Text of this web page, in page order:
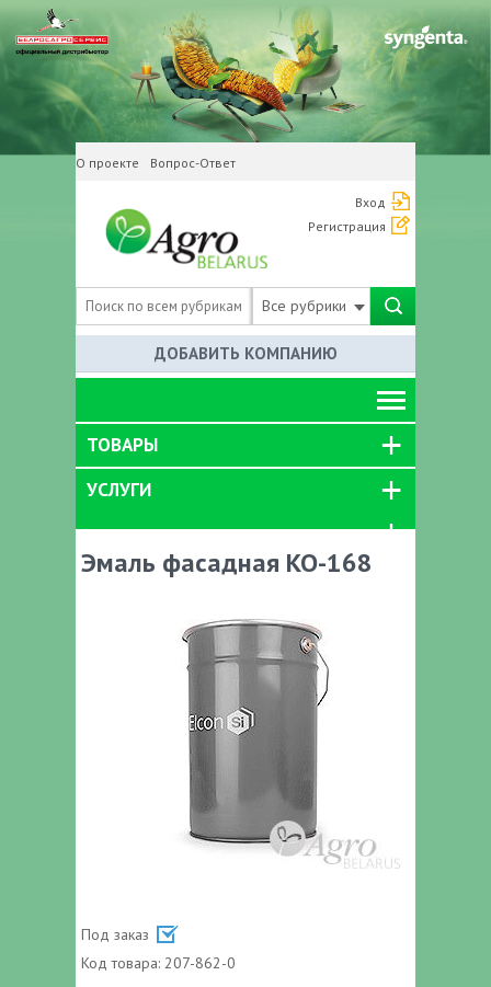
О проекте Вопрос-Ответ
Вход
Регистрация
Все рубрики
ДОБАВИТЬ КОМПАНИЮ
ТОВАРЫ
УСЛУГИ
Эмаль фасадная КО-168
Под заказ
Код товара: 207-862-0